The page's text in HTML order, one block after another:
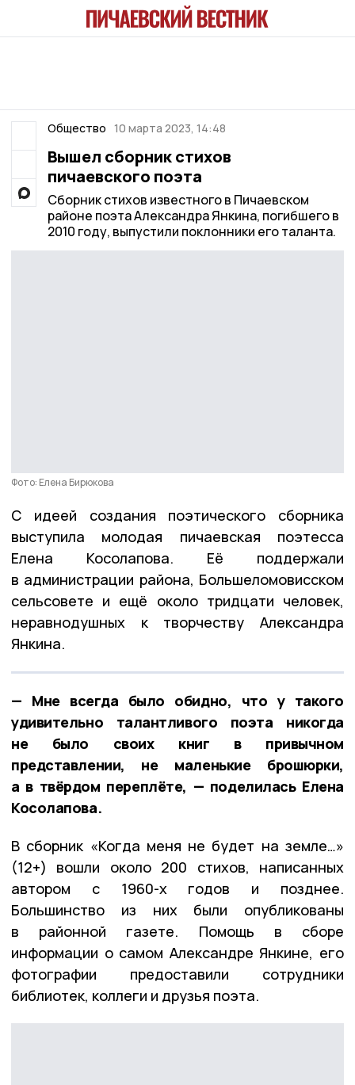
Общество 10 марта 2023, 14:48
Вышел сборник стихов
пичаевского поэта
Сборник стихов известного в Пичаевском
районе поэта Александра Янкина, погибшего в
2010 году, выпустили поклонники его таланта.
Фото: Елена Бирюкова
С идеей создания поэтического сборника
выступила молодая пичаевская поэтесса
Елена Косолапова. Её поддержали
в администрации района, Большеломовисском
сельсовете и ещё около тридцати человек,
неравнодушных к творчеству Александра
Янкина.
— Мне всегда было обидно, что у такого
удивительно талантливого поэта никогда
не было своих книг в привычном
представлении, не маленькие брошюрки,
а в твёрдом переплёте, — поделилась Елена
Косолапова.
В сборник «Когда меня не будет на земле…»
(12+) вошли около 200 стихов, написанных
автором с 1960-х годов и позднее.
Большинство из них были опубликованы
в районной газете. Помощь в сборе
информации о самом Александре Янкине, его
фотографии предоставили сотрудники
библиотек, коллеги и друзья поэта.